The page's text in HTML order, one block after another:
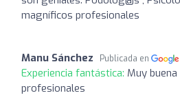
magníficos profesionales
Manu Sánchez Publicada en
Experiencia fantástica: Muy
profesionales